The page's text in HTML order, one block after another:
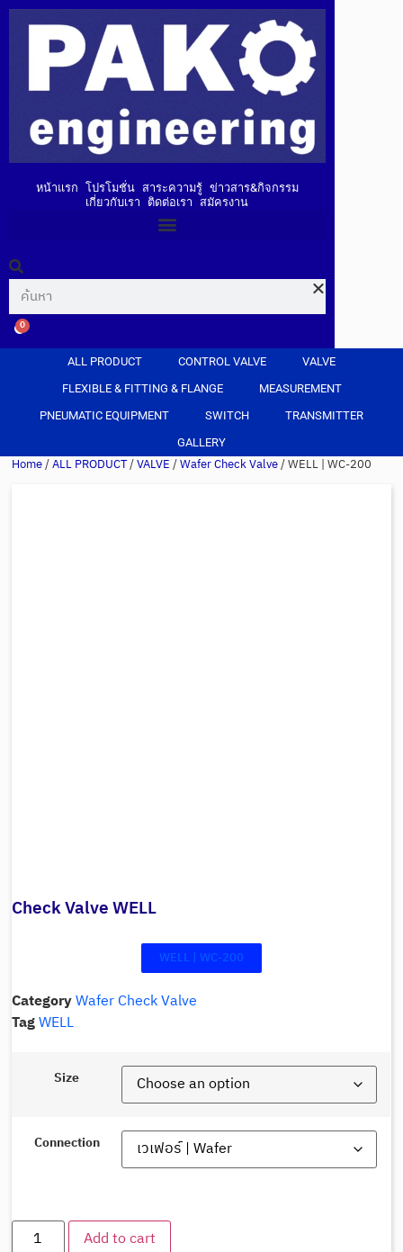
หน้าแรก โปรโมชั่น สาระความรู้ ข่าวสาร&กิจกรรม
เกี่ยวกับเรา
ติดต่อเรา สมัครงาน
0
ALL PRODUCT CONTROL VALVE
VALVE
FLEXIBLE & FITTING & FLANGE
MEASUREMENT
PNEUMATIC EQUIPMENT
SWITCH
TRANSMITTER
GALLERY
Home/ALL PRODUCT/VALVE/Wafer Check Valve/ WELL | WC-200
Check Valve WELL
WELL | WC-200
CategoryWafer Check Valve
TagWELL
Size
Connection
Add to cart